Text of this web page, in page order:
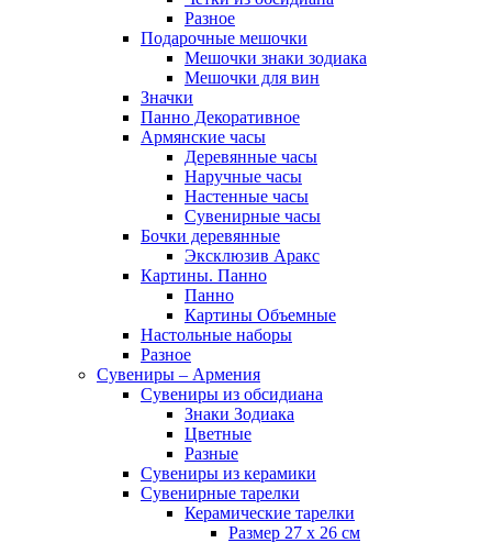
Разное
Подарочные мешочки
Мешочки знаки зодиака
Мешочки для вин
Значки
Панно Декоративное
Армянские часы
Деревянные часы
Наручные часы
Настенные часы
Сувенирные часы
Бочки деревянные
Эксклюзив Аракс
Картины. Панно
Панно
Картины Объемные
Настольные наборы
Разное
Сувениры – Армения
Сувениры из обсидиана
Знаки Зодиака
Цветные
Разные
Сувениры из керамики
Сувенирные тарелки
Керамические тарелки
Размер 27 х 26 см